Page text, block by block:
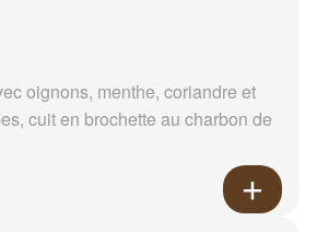
oignons, menthe, coriandre et
cuit en brochette au charbon de